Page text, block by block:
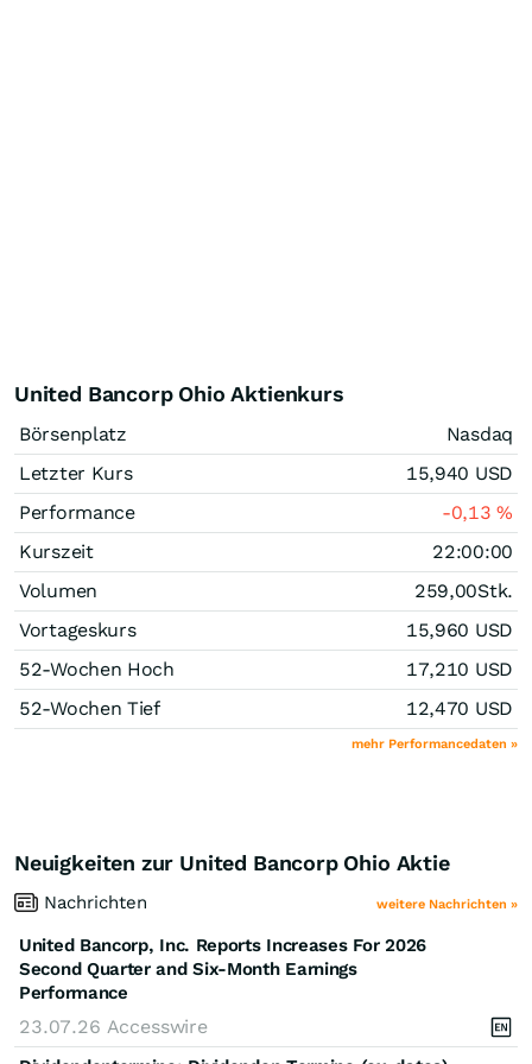
United Bancorp Ohio Aktienkurs
Börsenplatz
Nasdaq
Letzter Kurs
15,940 USD
Performance
-0,13%
Kurszeit
22:00:00
Volumen
259,00Stk.
Vortageskurs
15,960 USD
52-Wochen Hoch
17,210 USD
52-Wochen Tief
12,470 USD
mehr Performancedaten »
Neuigkeiten zur United Bancorp Ohio Aktie
Nachrichten weitere Nachrichten »
United Bancorp, Inc. Reports Increases For 2026
Second Quarter and Six-Month Earnings
Performance
23.07.26 Accesswire